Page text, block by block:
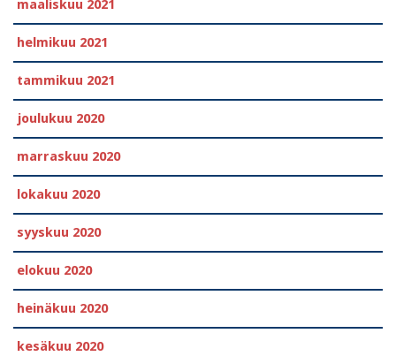
maaliskuu 2021
helmikuu 2021
tammikuu 2021
joulukuu 2020
marraskuu 2020
lokakuu 2020
syyskuu 2020
elokuu 2020
heinäkuu 2020
kesäkuu 2020